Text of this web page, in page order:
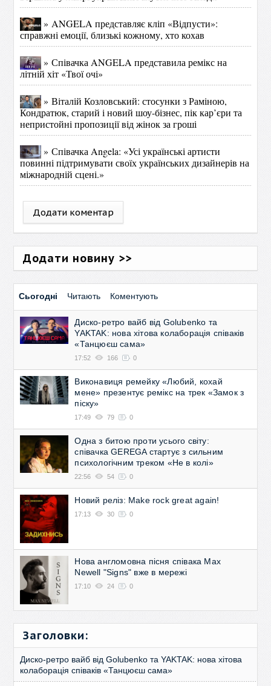
» ANGELA представляє кліп «Відпусти»:
справжні емоції, близькі кожному, хто кохав
» Співачка ANGELA представила ремікс на
літній хіт «Твої очі»
» Віталій Козловський: стосунки з Раміною,
Кондратюк, старий і новий шоу-бізнес, пік кар’єри та
непристойні пропозиції від жінок за гроші
» Співачка Angela: «Усі українські артисти
повинні підтримувати своїх українських дизайнерів на
міжнародній сцені.»
Додати коментар
Додати новину >>
Сьогодні Читають Коментують
Диско-ретро вайб від Golubenko та
YAKTAK: нова хітова колаборація співаків
«Танцюєш сама»
17:52 166 0
Виконавиця ремейку «Любий, кохай
мене» презентує ремікс на трек «Замок з
піску»
17:49 79 0
Одна з битою проти усього світу:
співачка GEREGA стартує з сильним
психологічним треком «Не в колі»
22:56 54 0
Новий реліз: Make rock great again!
17:13 30 0
Нова англомовна пісня співака Max
Newell "Signs" вже в мережі
17:10 24 0
Заголовки:
Диско-ретро вайб від Golubenko та YAKTAK: нова хітова
колаборація співаків «Танцюєш сама»